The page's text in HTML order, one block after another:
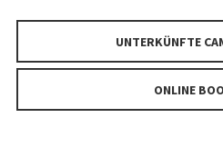
UNTERKÜNFTE
ONLINE